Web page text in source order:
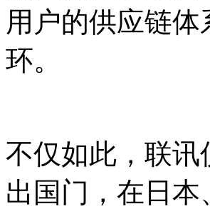
用户的供应链
环。
不仅如此，联
出国门，在日